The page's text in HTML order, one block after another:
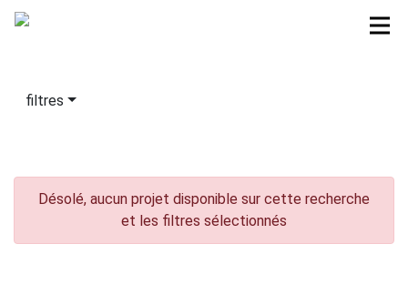
filtres
Désolé, aucun projet disponible sur cette recherche
et les filtres sélectionnés